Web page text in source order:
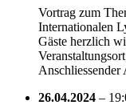
Vortrag zum
Internationalen
Gäste herzlich
Anschliessender
26.04.2024 –